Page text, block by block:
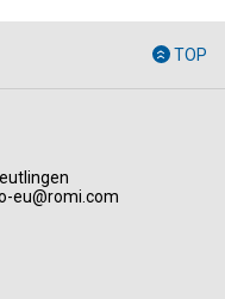
TOP
eu@romi.com